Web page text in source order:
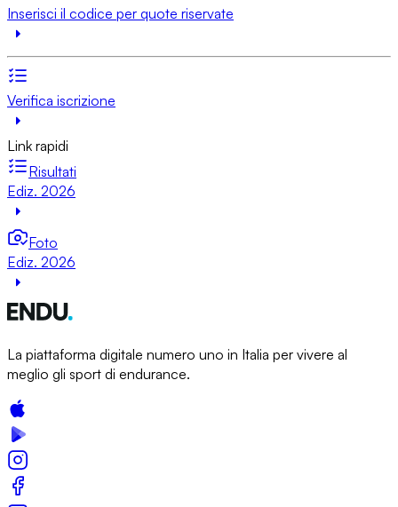
Inserisci il codice per quote riservate
Verifica iscrizione
Link rapidi
Risultati
Ediz. 2026
Foto
Ediz. 2026
La piattaforma digitale numero uno in Italia per vivere al
meglio gli sport di endurance.